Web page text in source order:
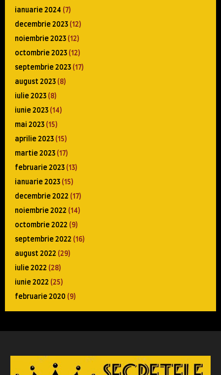
ianuarie 2024 (7)
decembrie 2023 (12)
noiembrie 2023 (12)
octombrie 2023 (12)
septembrie 2023 (17)
august 2023 (8)
iulie 2023 (8)
iunie 2023 (14)
mai 2023 (15)
aprilie 2023 (15)
martie 2023 (17)
februarie 2023 (13)
ianuarie 2023 (15)
decembrie 2022 (17)
noiembrie 2022 (14)
octombrie 2022 (9)
septembrie 2022 (16)
august 2022 (29)
iulie 2022 (28)
iunie 2022 (25)
februarie 2020 (9)